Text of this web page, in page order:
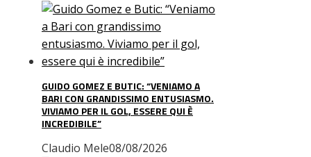
GUIDO GOMEZ E BUTIC: “VENIAMO A
BARI CON GRANDISSIMO ENTUSIASMO.
VIVIAMO PER IL GOL, ESSERE QUI È
INCREDIBILE”
Claudio Mele08/08/2026